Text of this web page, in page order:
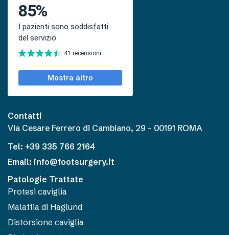
Contatti
Via Cesare Ferrero di Cambiano, 29 – 00191 ROMA
Tel: +39 335 766 2164
Email: info@footsurgery.it
Patologie Trattate
Protesi caviglia
Malattia di Haglund
Distorsione caviglia